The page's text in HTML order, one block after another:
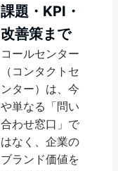
課題・KPI・
改善策まで
コールセンター
（コンタクトセ
ンター）は、今
や単なる「問い
合わせ窓口」で
はなく、企業の
ブランド価値を